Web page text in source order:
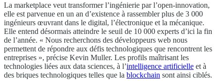
La marketplace veut transformer l’ingénierie par l’open-innovation,
elle est parvenue en un an d’existence à rassembler plus de 3 000
ingénieurs œuvrant dans le digital, l’électronique et la mécanique.
Elle entend désormais atteindre le seuil de 10 000 experts d’ici la fin
de l’année. « Nous recherchons des développeurs web nous
permettent de répondre aux défis technologiques que rencontrent les
entreprises », précise Kevin Muller. Les profils maîtrisant les
technologies liées aux data sciences, à l’intelligence artificielle et à
des briques technologiques telles que la blockchain sont ainsi ciblés.